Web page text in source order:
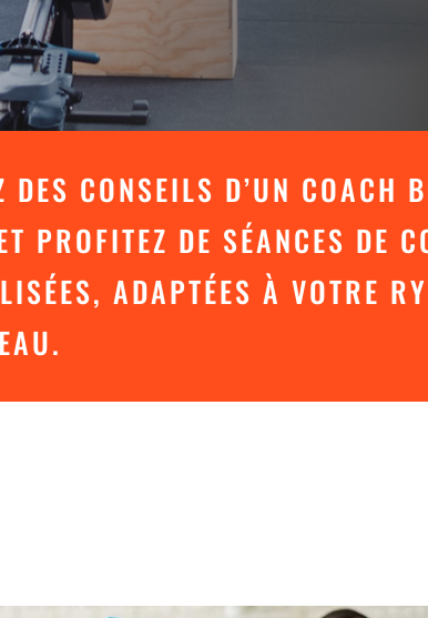
DES CONSEILS D’UN COACH
PROFITEZ DE SÉANCES DE
ADAPTÉES À VOTRE